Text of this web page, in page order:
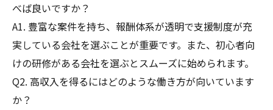
べば良いですか？
A1. 豊富な案件を持ち、報酬体系が透明で支援制度が充
実している会社を選ぶことが重要です。また、初心者向
けの研修がある会社を選ぶとスムーズに始められます。
Q2. 高収入を得るにはどのような働き方が向いています
か？